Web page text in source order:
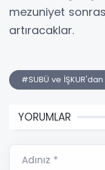
mezuniyet
artıracaklar.
#SUBÜ ve
YORUMLAR
Adınız *